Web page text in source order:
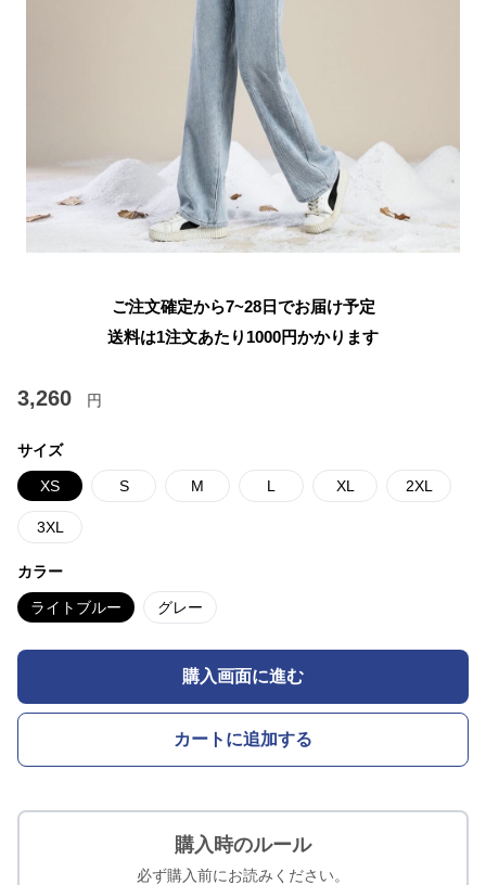
ご注文確定から7~28日でお届け予定
送料は1注文あたり 1000円かかります
3,260 円
サイズ
XS S M L XL 2XL
3XL
カラー
ライトブルー グレー
購入画面に進む
カートに追加する
購入時のルール
必ず購入前にお読みください。